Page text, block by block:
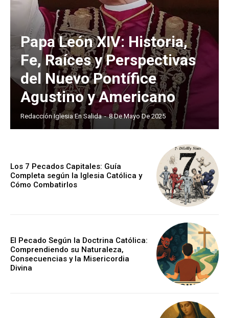
Papa León XIV: Historia,
Fe, Raíces y Perspectivas
del Nuevo Pontífice
Agustino y Americano
Redacción Iglesia En Salida - 8 De Mayo De 2025
Los 7 Pecados Capitales: Guía
Completa según la Iglesia Católica y
Cómo Combatirlos
El Pecado Según la Doctrina Católica:
Comprendiendo su Naturaleza,
Consecuencias y la Misericordia
Divina